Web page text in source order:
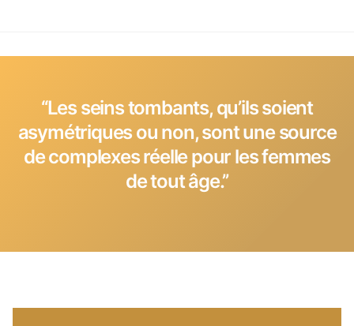
‘‘Les seins tombants, qu’ils soient
asymétriques ou non, sont une source
de complexes réelle pour les femmes
de tout âge.’’